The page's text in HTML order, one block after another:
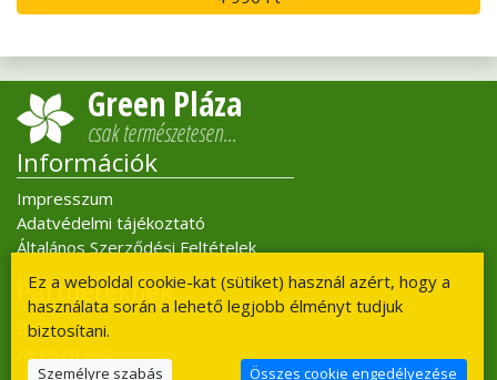
Green Pláza
csak természetesen…
Információk
Impresszum
Adatvédelmi tájékoztató
Általános Szerződési Feltételek
Partnereknek
Belépés
Ez a weboldal cookie-kat (sütiket) használ azért, hogy a
használata során a lehető legjobb élményt tudjuk
biztosítani.
Személyre szabás Összes cookie engedélyezése